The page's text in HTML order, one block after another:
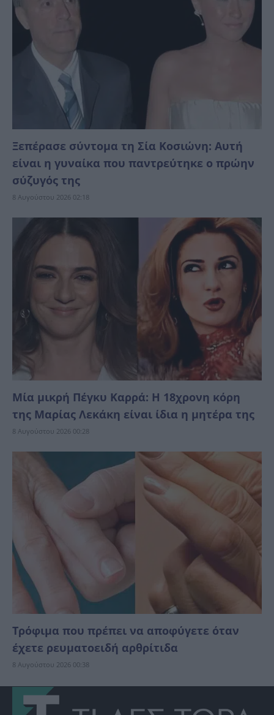
Ξεπέρασε σύντομα τη Σία Κοσιώνη: Αυτή
είναι η γυναίκα που παντρεύτηκε ο πρώην
σύζυγός της
8 Αυγούστου 2026 02:18
Μία μικρή Πέγκυ Καρρά: Η 18χρονη κόρη
της Μαρίας Λεκάκη είναι ίδια η μητέρα της
8 Αυγούστου 2026 00:28
Τρόφιμα που πρέπει να αποφύγετε όταν
έχετε ρευματοειδή αρθρίτιδα
8 Αυγούστου 2026 00:38